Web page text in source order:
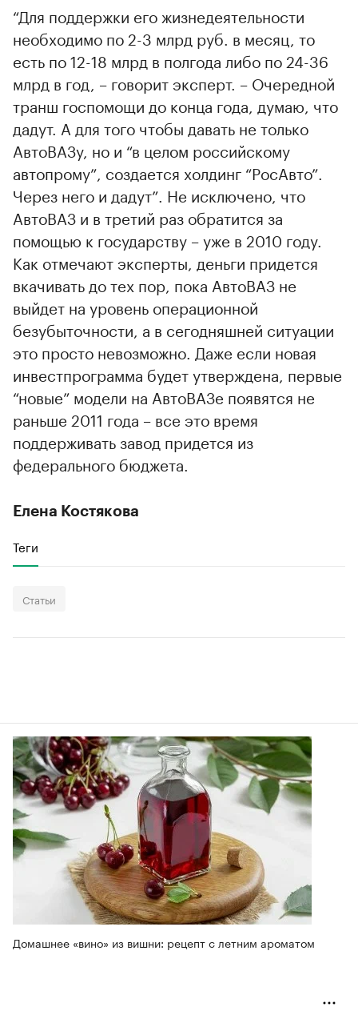
“Для поддержки его жизнедеятельности
необходимо по 2-3 млрд руб. в месяц, то
есть по 12-18 млрд в полгода либо по 24-36
млрд в год, – говорит эксперт. – Очередной
транш госпомощи до конца года, думаю, что
дадут. А для того чтобы давать не только
АвтоВАЗу, но и “в целом российскому
автопрому”, создается холдинг “РосАвто”.
Через него и дадут”. Не исключено, что
АвтоВАЗ и в третий раз обратится за
помощью к государству – уже в 2010 году.
Как отмечают эксперты, деньги придется
вкачивать до тех пор, пока АвтоВАЗ не
выйдет на уровень операционной
безубыточности, а в сегодняшней ситуации
это просто невозможно. Даже если новая
инвестпрограмма будет утверждена, первые
“новые” модели на АвтоВАЗе появятся не
раньше 2011 года – все это время
поддерживать завод придется из
федерального бюджета.
Елена Костякова
Теги
Статьи
Домашнее «вино» из вишни: рецепт с летним ароматом